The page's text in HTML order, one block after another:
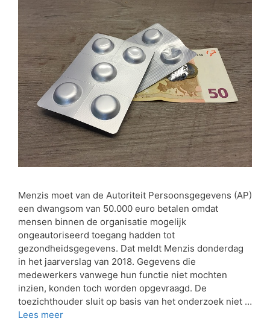
Menzis moet van de Autoriteit Persoonsgegevens (AP)
een dwangsom van 50.000 euro betalen omdat
mensen binnen de organisatie mogelijk
ongeautoriseerd toegang hadden tot
gezondheidsgegevens. Dat meldt Menzis donderdag
in het jaarverslag van 2018. Gegevens die
medewerkers vanwege hun functie niet mochten
inzien, konden toch worden opgevraagd. De
toezichthouder sluit op basis van het onderzoek niet …
Lees meer